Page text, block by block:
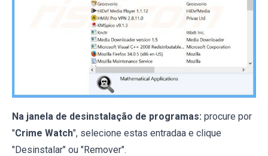
Na janela de desinstalação de programas: procure por
"Crime Watch", selecione estas entradaa e clique
"Desinstalar" ou "Remover".